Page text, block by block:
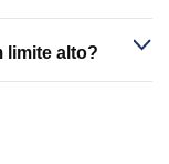
limite alto?